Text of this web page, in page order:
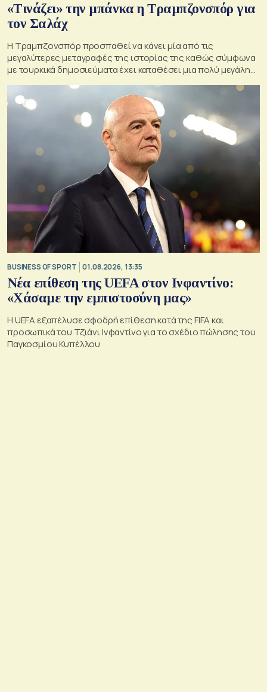
«Τινάζει» την μπάνκα η Τραμπζονσπόρ για
τον Σαλάχ
Η Τραμπζονσπόρ προσπαθεί να κάνει μία από τις
μεγαλύτερες μεταγραφές της ιστορίας της καθώς σύμφωνα
με τουρκικά δημοσιεύματα έχει καταθέσει μια πολύ μεγάλη
BUSINESS OF SPORT 01.08.2026, 13:35
Νέα επίθεση της UEFA στον Ινφαντίνο:
«Χάσαμε την εμπιστοσύνη μας»
Η UEFA εξαπέλυσε σφοδρή επίθεση κατά της FIFA και
προσωπικά του Τζιάνι Ινφαντίνο για το σχέδιο πώλησης του
Παγκοσμίου Κυπέλλου